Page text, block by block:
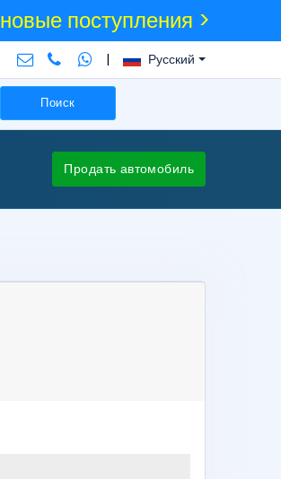
поступления >
| Русский
Поиск
Продать автомобиль